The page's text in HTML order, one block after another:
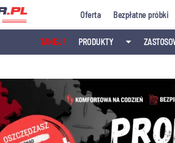
Oferta Bezpłatne próbki
TANIEJ ! PRODUKTY ⏷